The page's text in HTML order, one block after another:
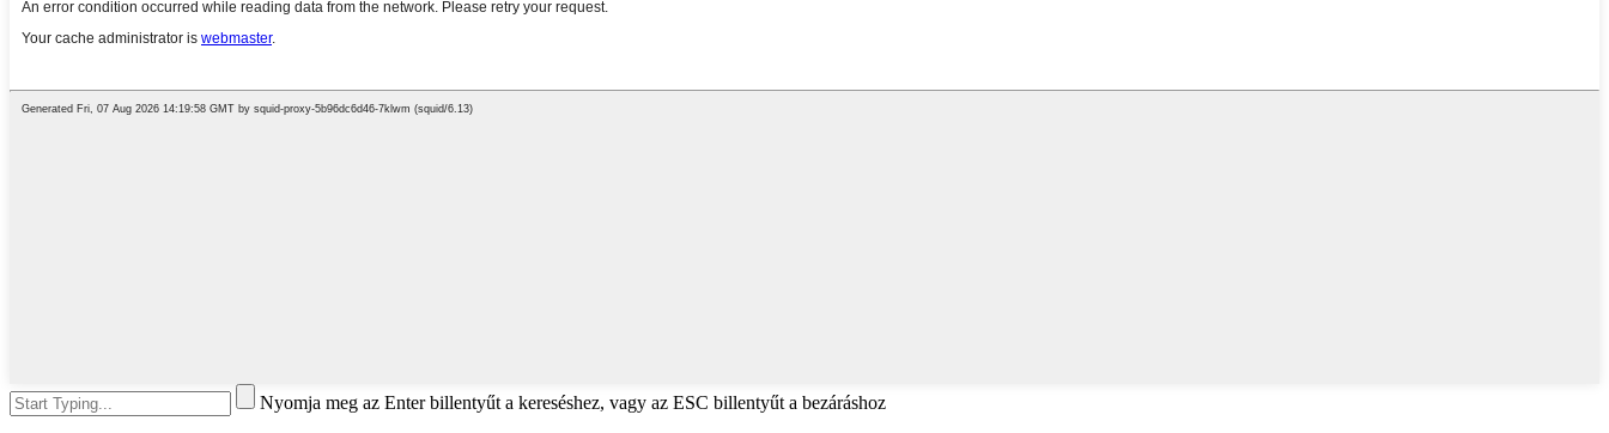
Nyomja meg az Enter billentyűt a kereséshez, vagy az ESC billentyűt a bezáráshoz